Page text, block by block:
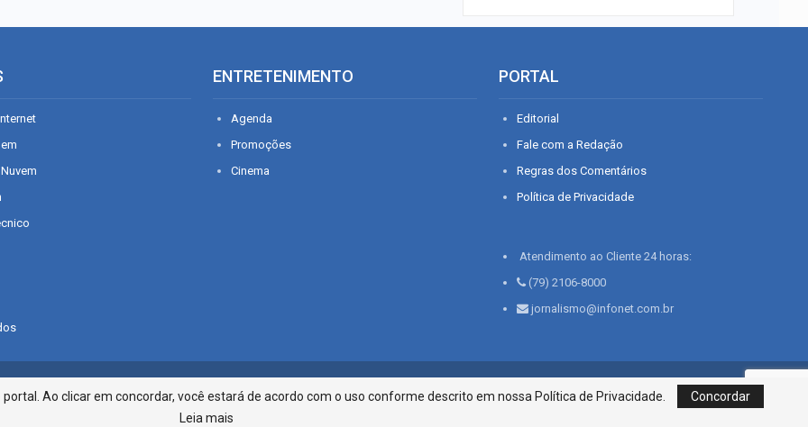
ENTRETENIMENTO
Agenda
Promoções
Cinema
PORTAL
Editorial
Fale com a Redação
Regras dos Comentários
Política de Privacidade
Atendimento ao Cliente 24 horas:
(79) 2106-8000
jornalismo@infonet.com.br
Infonet - Rua Monsenhor Silveira 276, Bairro São José | Aracaju-SE, CEP 49015-030, Fone: 79.2106.8000 - CI
Centro de Informações LTDA
Ao clicar em concordar, você estará de acordo com o uso conforme descrito em nossa Política de Privacidade.
Concordar
Leia mais